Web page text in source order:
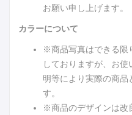
お願い申し上げます。
カラーについて
※商品写真はできる限
しておりますが、お
明等により実際の商品
す。
※商品のデザインは改